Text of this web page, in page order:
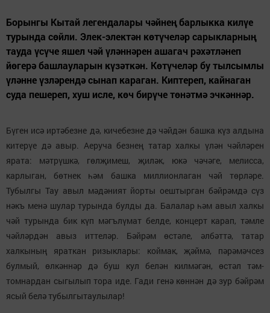
Борынгы Кытай легендалары чәйнең барлыкка килүе
турында сөйли. Элек-электән көтүчеләр сарыкларның
тауда үсүче яшел чәй үләннәрен ашагач рәхәтләнеп
йөгерә башлауларын күзәткән. Көтүчеләр бу тылсымлы
үләнне үзләрендә сынап караган. Киптереп, кайнаган
суда пешереп, хуш исле, көч бирүче төнәтмә эчкәннәр.
Бүген исә иртәбезне дә, кичебезне дә чәйдән башка күз алдына
китерүе дә авыр. Аеруча безнең татар халкы үлән чәйләрен
ярата: мәтрүшкә, гөлҗимеш, җиләк, юкә чәчәге, мелисса,
карлыган, бөтнек һәм башка миллионлаган чәй төрләре.
Тубылгы Тау авыл мәдәният йорты оештырган бәйрәмдә сүз
нәкъ менә шулар турында булды да. Балалар һәм авыл халкы
чәй турында бик күп мәгълүмат белде, концерт карап, тәмле
чәйләрдән авыз иттеләр. Бәйрәм өстәле, әлбәттә, татар
халкының яраткан ризыклары: коймак, җәймә, пәрәмәчсез
булмый, өлкәннәр дә буш кул белән килмәгән, өстәл тәм-
томнардан сыгылып тора иде. Гади генә көннән дә зур бәйрәм
ясый белә тубылгытаулылар!